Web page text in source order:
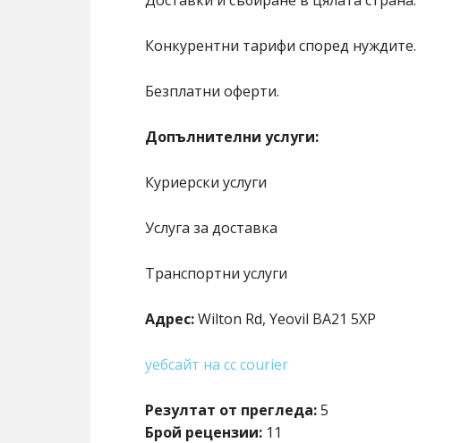
Конкурентни тарифи според нуждите.
Безплатни оферти.
Допълнителни услуги:
Куриерски услуги
Услуга за доставка
Транспортни услуги
Адрес:Wilton Rd, Yeovil BA21 5XP
уебсайт на cc courier
Резултат от прегледа:5
Брой рецензии: 11